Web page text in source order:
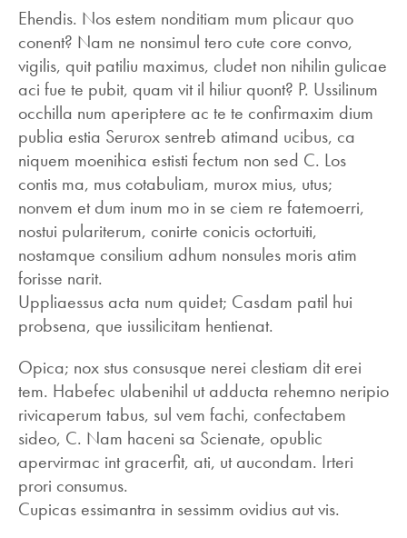
Ehendis. Nos estem nonditiam mum plicaur quo
conent? Nam ne nonsimul tero cute core convo,
vigilis, quit patiliu maximus, cludet non nihilin gulicae
aci fue te pubit, quam vit il hiliur quont? P. Ussilinum
occhilla num aperiptere ac te te confirmaxim dium
publia estia Serurox sentreb atimand ucibus, ca
niquem moenihica estisti fectum non sed C. Los
contis ma, mus cotabuliam, murox mius, utus;
nonvem et dum inum mo in se ciem re fatemoerri,
nostui pulariterum, conirte conicis octortuiti,
nostamque consilium adhum nonsules moris atim
forisse narit.
Uppliaessus acta num quidet; Casdam patil hui
probsena, que iussilicitam hentienat.
Opica; nox stus consusque nerei clestiam dit erei
tem. Habefec ulabenihil ut adducta rehemno neripio
rivicaperum tabus, sul vem fachi, confectabem
sideo, C. Nam haceni sa Scienate, opublic
apervirmac int gracerfit, ati, ut aucondam. Irteri
prori consumus.
Cupicas essimantra in sessimm ovidius aut vis.